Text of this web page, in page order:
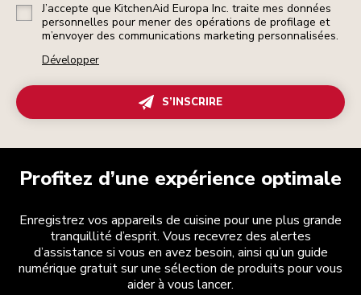
J’accepte que KitchenAid Europa Inc. traite mes données
personnelles pour mener des opérations de profilage et
m’envoyer des communications marketing personnalisées.
Développer
S’INSCRIRE
Profitez d’une expérience optimale
Enregistrez vos appareils de cuisine pour une plus grande
tranquillité d’esprit. Vous recevrez des alertes
d’assistance si vous en avez besoin, ainsi qu’un guide
numérique gratuit sur une sélection de produits pour vous
aider à vous lancer.